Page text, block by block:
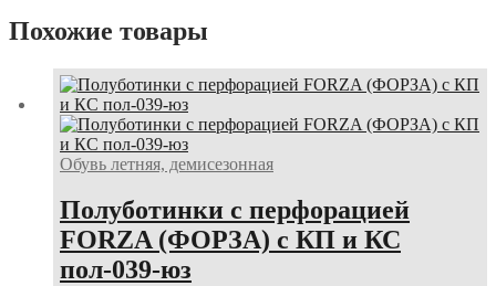
Похожие товары
Обувь летняя, демисезонная
Полуботинки с перфорацией
FORZA (ФОРЗА) с КП и КС
пол-039-юз